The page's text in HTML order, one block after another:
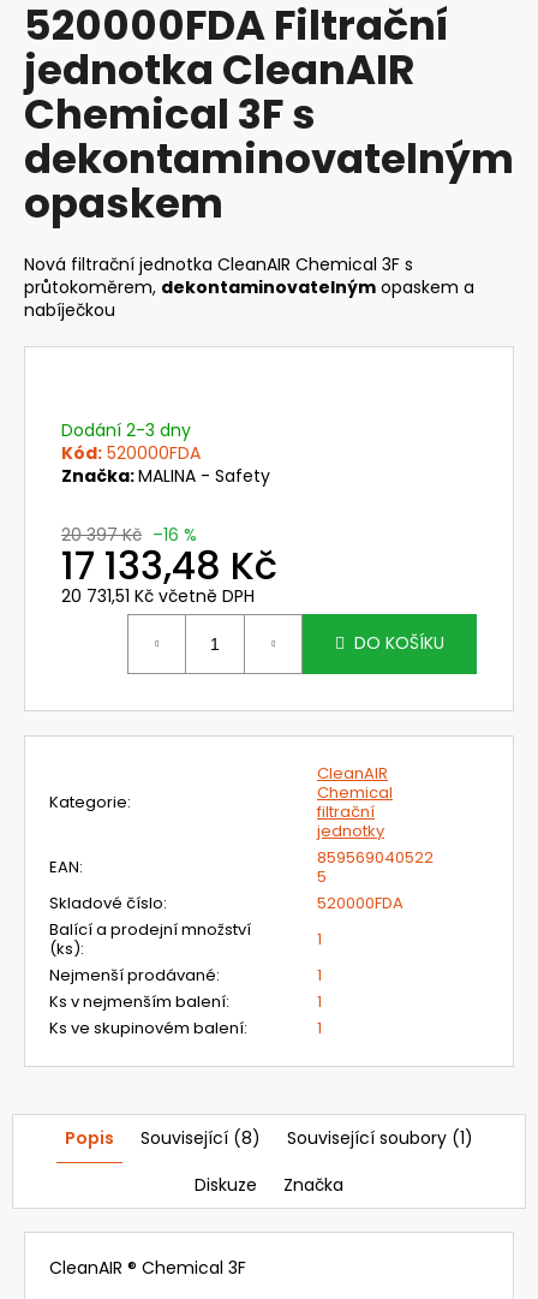
produktu
je
0,0
5
hvězdiček.
520000FDA Filtrační
jednotka CleanAIR
Chemical 3F s
dekontaminovatelným
opaskem
Nová filtrační jednotka CleanAIR Chemical 3F s
průtokoměrem, dekontaminovatelným opaskem a
nabíječkou
Dodání 2-3 dny
Kód: 520000FDA
Značka:MALINA - Safety
20 397 Kč –16 %
17 133,48 Kč
20 731,51 Kč včetně DPH
DO KOŠÍKU
Kategorie:
CleanAIR
Chemical
filtrační
jednotky
EAN:
859569040522
5
Skladové číslo:
520000FDA
Balící a prodejní množství
(ks):
1
Nejmenší prodávané:
1
Ks v nejmenším balení:
1
Ks ve skupinovém balení: 1
Popis Související (8)
Související soubory (1)
Diskuze
Značka
CleanAIR ® Chemical 3F
a
j
í
t
?
HLEDAT
NEHOŘLAVÁ
Kč